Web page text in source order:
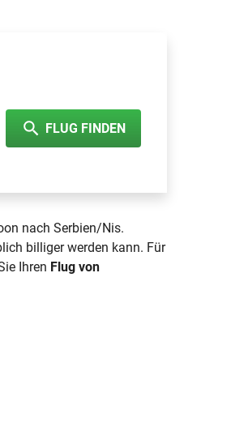
FLUG FINDEN
nach Serbien/Nis.
billiger werden kann. Für
Ihren Flug von